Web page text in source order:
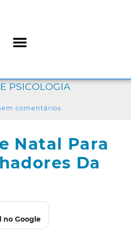
PSICOLOGIA
comentários
Natal Para
Da
no Google